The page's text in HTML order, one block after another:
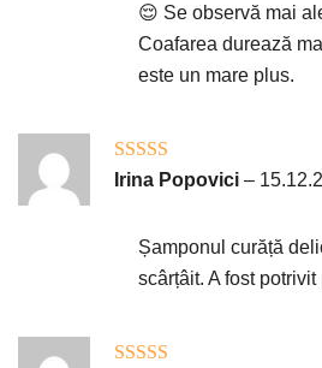
😌 Se observă mai
Coafarea durează
este un mare plus.
Evaluat la
Irina Popovici –
Șamponul curăță
scârțâit. A fost